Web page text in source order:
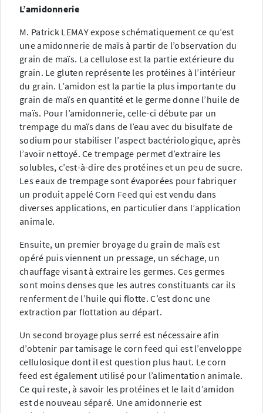
L’amidonnerie
M. Patrick LEMAY expose schématiquement ce qu’est
une amidonnerie de maïs à partir de l’observation du
grain de maïs. La cellulose est la partie extérieure du
grain. Le gluten représente les protéines à l’intérieur
du grain. L’amidon est la partie la plus importante du
grain de maïs en quantité et le germe donne l’huile de
maïs. Pour l’amidonnerie, celle-ci débute par un
trempage du maïs dans de l’eau avec du bisulfate de
sodium pour stabiliser l’aspect bactériologique, après
l’avoir nettoyé. Ce trempage permet d’extraire les
solubles, c’est-à-dire des protéines et un peu de sucre.
Les eaux de trempage sont évaporées pour fabriquer
un produit appelé Corn Feed qui est vendu dans
diverses applications, en particulier dans l’application
animale.
Ensuite, un premier broyage du grain de maïs est
opéré puis viennent un pressage, un séchage, un
chauffage visant à extraire les germes. Ces germes
sont moins denses que les autres constituants car ils
renferment de l’huile qui flotte. C’est donc une
extraction par flottation au départ.
Un second broyage plus serré est nécessaire afin
d’obtenir par tamisage le corn feed qui est l’enveloppe
cellulosique dont il est question plus haut. Le corn
feed est également utilisé pour l’alimentation animale.
Ce qui reste, à savoir les protéines et le lait d’amidon
est de nouveau séparé. Une amidonnerie est